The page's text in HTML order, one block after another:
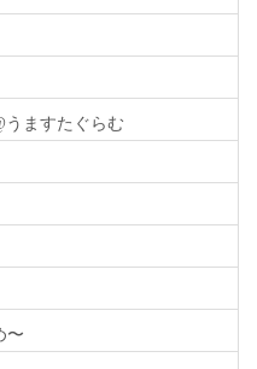
ますたぐらむ
〜